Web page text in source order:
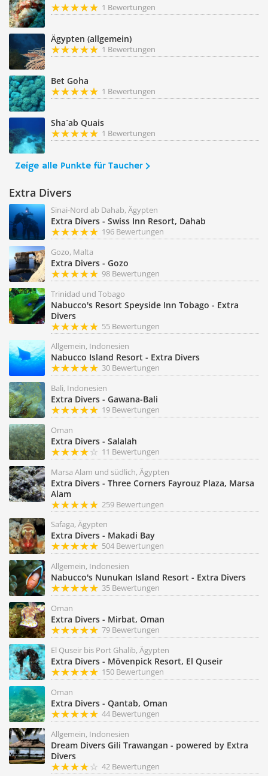
1 Bewertungen
Ägypten (allgemein)
1 Bewertungen
Bet Goha
1 Bewertungen
Sha´ab Quais
1 Bewertungen
Zeige alle Punkte für Taucher
Extra Divers
Sinai-Nord ab Dahab, Ägypten
Extra Divers - Swiss Inn Resort, Dahab
196 Bewertungen
Gozo, Malta
Extra Divers - Gozo
98 Bewertungen
Trinidad und Tobago
Nabucco's Resort Speyside Inn Tobago - Extra
Divers
55 Bewertungen
Allgemein, Indonesien
Nabucco Island Resort - Extra Divers
30 Bewertungen
Bali, Indonesien
Extra Divers - Gawana-Bali
19 Bewertungen
Oman
Extra Divers - Salalah
11 Bewertungen
Marsa Alam und südlich, Ägypten
Extra Divers - Three Corners Fayrouz Plaza, Marsa
Alam
259 Bewertungen
Safaga, Ägypten
Extra Divers - Makadi Bay
504 Bewertungen
Allgemein, Indonesien
Nabucco's Nunukan Island Resort - Extra Divers
35 Bewertungen
Oman
Extra Divers - Mirbat, Oman
79 Bewertungen
El Quseir bis Port Ghalib, Ägypten
Extra Divers - Mövenpick Resort, El Quseir
150 Bewertungen
Oman
Extra Divers - Qantab, Oman
44 Bewertungen
Allgemein, Indonesien
Dream Divers Gili Trawangan - powered by Extra
Divers
42 Bewertungen